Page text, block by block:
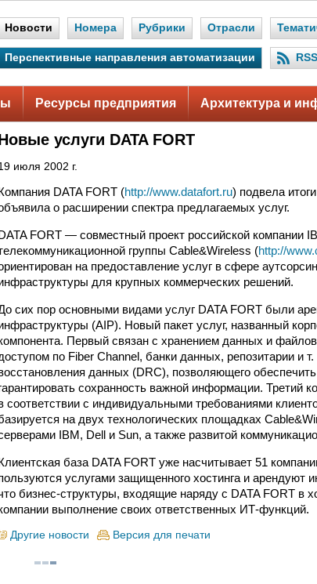
Новости Номера Рубрики Отрасли
Перспективные направления автоматизации RSS
Ресурсы предприятия Архитектура и
услуги DATA FORT
июля 2002 г.
DATA FORT (http://www.datafort.ru) подвела
о расширении спектра предлагаемых услуг.
FORT — совместный проект российской компании
группы Cable&Wireless (http://
на предоставление услуг в сфере
для крупных коммерческих решений.
сих пор основными видами услуг DATA FORT были
(AIP). Новый пакет услуг, названный
Первый связан с хранением данных и
по Fiber Channel, банки данных, репозитарии и
данных (DRC), позволяющего
сохранность важной информации. Третий
соответствии с индивидуальными требованиями
на двух технологических площадках
IBM, Dell и Sun, а также развитой
база DATA FORT уже насчитывает 51
услугами защищенного хостинга и арендуют
бизнес-структуры, входящие наряду с DATA FORT в
выполнение своих ответственных ИТ-функций.
Другие новости Версия для печати